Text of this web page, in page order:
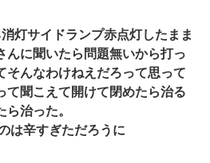
灯サイドランプ赤点灯したまま
んに聞いたら問題無いから打っ
そんなわけねえだろって思って
て聞こえて開けて閉めたら治る
治った。
は辛すぎただろうに